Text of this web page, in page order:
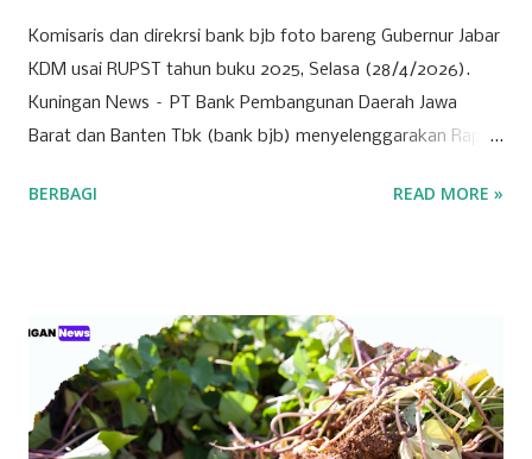
Komisaris dan direkrsi bank bjb foto bareng Gubernur Jabar
KDM usai RUPST tahun buku 2025, Selasa (28/4/2026).
Kuningan News – PT Bank Pembangunan Daerah Jawa
Barat dan Banten Tbk (bank bjb) menyelenggarakan Rapat
2025 pada Selasa (28/4/2026). Rapat berlangsung secara
yang mengedepankan prinsip tata kelola perusahaan yang
baik, bank bjb mengundang seluruh pemegang saham
untuk turut serta dalam forum strategis ini. RUPST menjadi
wadah penting dalam proses pengambilan keputusan yang
BERBAGI READ MORE »